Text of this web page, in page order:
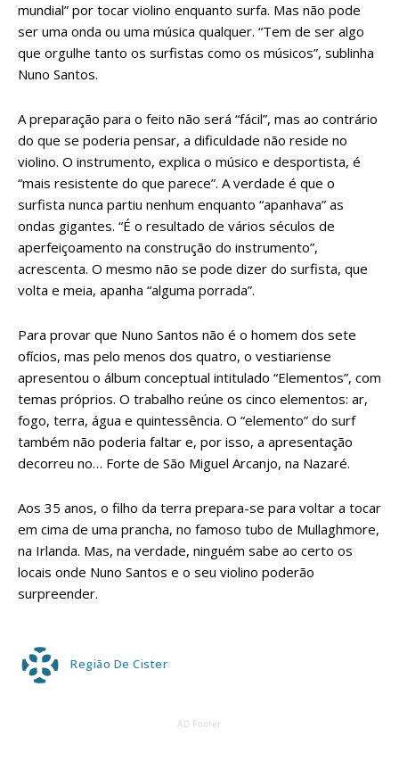
mundial” por tocar violino enquanto surfa. Mas não pode
ser uma onda ou uma música qualquer. “Tem de ser algo
que orgulhe tanto os surfistas como os músicos”, sublinha
Nuno Santos.
A preparação para o feito não será “fácil”, mas ao contrário
do que se poderia pensar, a dificuldade não reside no
violino. O instrumento, explica o músico e desportista, é
“mais resistente do que parece”. A verdade é que o
surfista nunca partiu nenhum enquanto “apanhava” as
ondas gigantes. “É o resultado de vários séculos de
aperfeiçoamento na construção do instrumento”,
acrescenta. O mesmo não se pode dizer do surfista, que
volta e meia, apanha “alguma porrada”.
Para provar que Nuno Santos não é o homem dos sete
ofícios, mas pelo menos dos quatro, o vestiariense
apresentou o álbum conceptual intitulado “Elementos”, com
temas próprios. O trabalho reúne os cinco elementos: ar,
fogo, terra, água e quintessência. O “elemento” do surf
também não poderia faltar e, por isso, a apresentação
decorreu no… Forte de São Miguel Arcanjo, na Nazaré.
Aos 35 anos, o filho da terra prepara-se para voltar a tocar
em cima de uma prancha, no famoso tubo de Mullaghmore,
na Irlanda. Mas, na verdade, ninguém sabe ao certo os
locais onde Nuno Santos e o seu violino poderão
surpreender.
Região De Cister
AD Footer